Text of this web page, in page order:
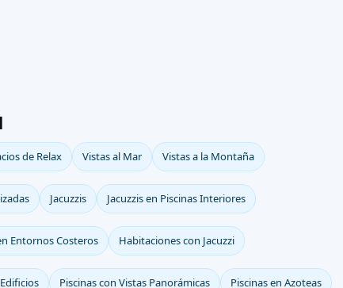
de Relax Vistas al Mar Vistas a la Montaña
Jacuzzis Jacuzzis en Piscinas Interiores
Entornos Costeros Habitaciones con Jacuzzi
Piscinas con Vistas Panorámicas Piscinas en Azoteas